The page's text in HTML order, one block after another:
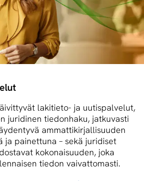
lakitieto- ja uutispalvelut,
juridinen tiedonhaku, jatkuvasti
ammattikirjallisuuden
ja painettuna – sekä juridiset
kokonaisuuden, joka
tiedon vaivattomasti.